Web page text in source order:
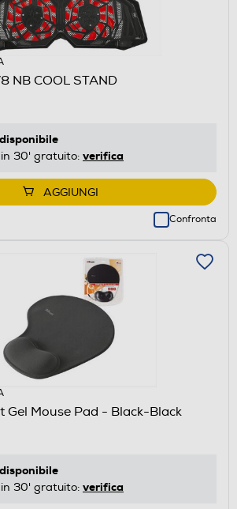
NB COOL STAND
disponibile
30' gratuito: verifica
AGGIUNGI
Confronta
Gel Mouse Pad - Black-Black
disponibile
30' gratuito: verifica